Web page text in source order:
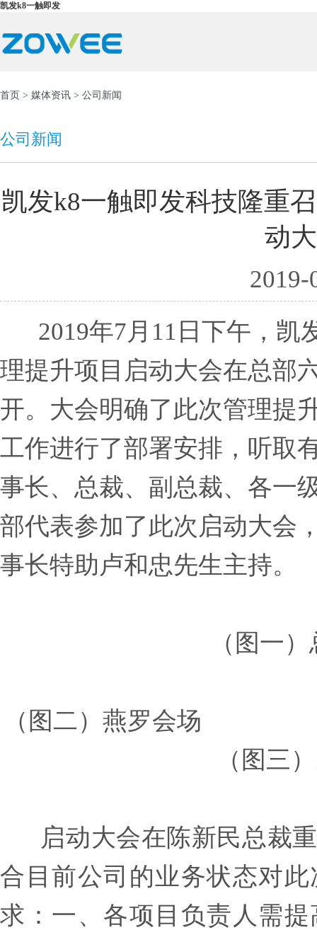
凯发k8一触即发
首页 > 媒体资讯 > 公司新闻
公司新闻
凯发k8一触即发科技隆重
动
2019-
2019年7月11日下午，凯
理提升项目启动大会在总部
开。大会明确了此次管理提
工作进行了部署安排，听取
事长、总裁、副总裁、各一
部代表参加了此次启动大会
事长特助卢和忠先生主持。
（图一
（图二
（图三
启动大会在陈新民总裁重
合目前公司的业务状态对
求：一、各项目负责人需